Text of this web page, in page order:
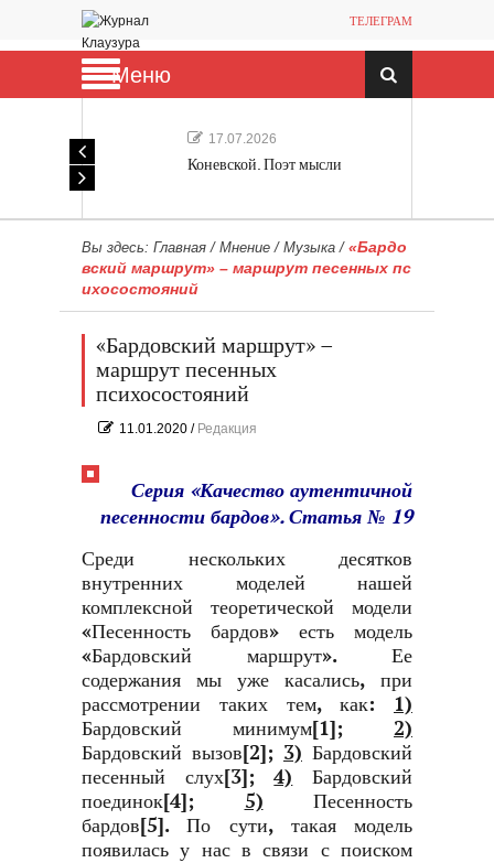
ТЕЛЕГРАМ
Меню
17.07.2026
Коневской. Поэт мысли
Вы здесь: Главная / Мнение / Музыка / «Бардо
вский маршрут» – маршрут песенных пс
ихосостояний
«Бардовский маршрут» –
маршрут песенных
психосостояний
11.01.2020 / Редакция
Серия «Качество аутентичной
песенности бардов». Статья № 19
Среди нескольких десятков
внутренних моделей нашей
комплексной теоретической модели
«Песенность бардов» есть модель
«Бардовский маршрут». Ее
содержания мы уже касались, при
рассмотрении таких тем, как: 1)
Бардовский минимум[1]; 2)
Бардовский вызов[2]; 3) Бардовский
песенный слух[3];4) Бардовский
поединок[4]; 5) Песенность
бардов[5]. По сути, такая модель
появилась у нас в связи с поиском